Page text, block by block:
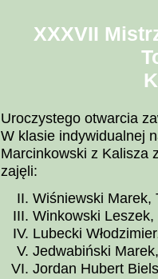
XXXVII
Uroczystego otwarcia
W klasie indywidualnej
Marcinkowski z Kalisza
zajęli:
Wiśniewski Marek,
Winkowski
Lubecki
Jedwabiński
Jordan Hubert